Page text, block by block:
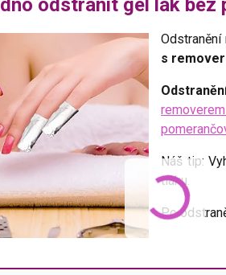
odstranit gel lak bez
s
Náš tip:
tlaku.
Po